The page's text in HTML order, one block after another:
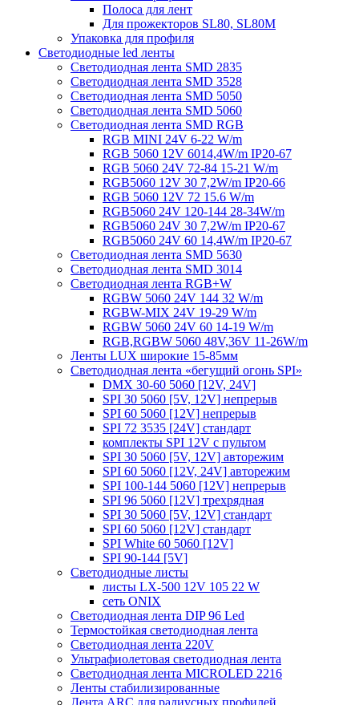
Полоса для лент
Для прожекторов SL80, SL80M
Упаковка для профиля
Светодиодные led ленты
Светодиодная лента SMD 2835
Светодиодная лента SMD 3528
Светодиодная лента SMD 5050
Светодиодная лента SMD 5060
Светодиодная лента SMD RGB
RGB MINI 24V 6-22 W/m
RGB 5060 12V 6014,4W/m IP20-67
RGB 5060 24V 72-84 15-21 W/m
RGB5060 12V 30 7,2W/m IP20-66
RGB 5060 12V 72 15.6 W/m
RGB5060 24V 120-144 28-34W/m
RGB5060 24V 30 7,2W/m IP20-67
RGB5060 24V 60 14,4W/m IP20-67
Светодиодная лента SMD 5630
Светодиодная лента SMD 3014
Светодиодная лента RGB+W
RGBW 5060 24V 144 32 W/m
RGBW-MIX 24V 19-29 W/m
RGBW 5060 24V 60 14-19 W/m
RGB,RGBW 5060 48V,36V 11-26W/m
Ленты LUX широкие 15-85мм
Светодиодная лента «бегущий огонь SPI»
DMX 30-60 5060 [12V, 24V]
SPI 30 5060 [5V, 12V] непрерыв
SPI 60 5060 [12V] непрерыв
SPI 72 3535 [24V] стандарт
комплекты SPI 12V с пультом
SPI 30 5060 [5V, 12V] авторежим
SPI 60 5060 [12V, 24V] авторежим
SPI 100-144 5060 [12V] непрерыв
SPI 96 5060 [12V] трехрядная
SPI 30 5060 [5V, 12V] стандарт
SPI 60 5060 [12V] стандарт
SPI White 60 5060 [12V]
SPI 90-144 [5V]
Светодиодные листы
листы LX-500 12V 105 22 W
сеть ONIX
Светодиодная лента DIP 96 Led
Термостойкая светодиодная лента
Светодиодная лента 220V
Ультрафиолетовая светодиодная лента
Светодиодная лента MICROLED 2216
Ленты стабилизированные
Лента ARC для радиусных профилей